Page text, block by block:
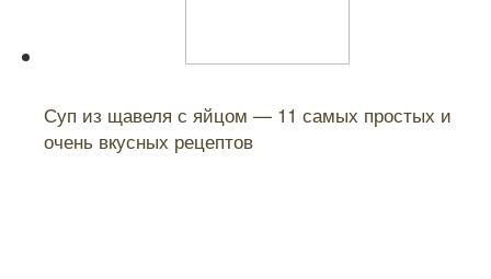
Суп из щавеля с яйцом — 11 самых простых и
очень вкусных рецептов